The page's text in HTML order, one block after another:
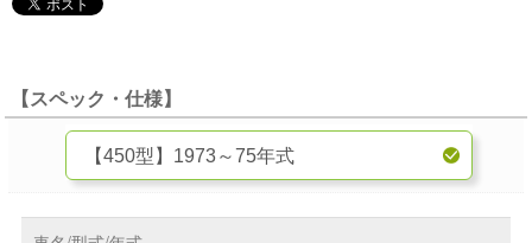
【スペック・仕様】